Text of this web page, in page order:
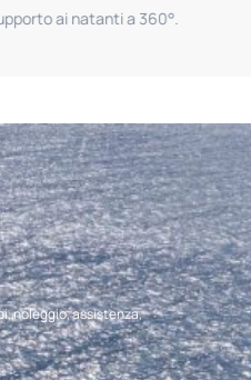
ai natanti a 360°.
noleggio, assistenza,